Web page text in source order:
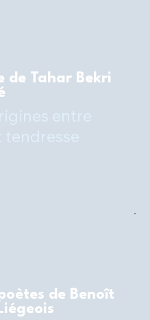
de Tahar Bekri
de Benoît